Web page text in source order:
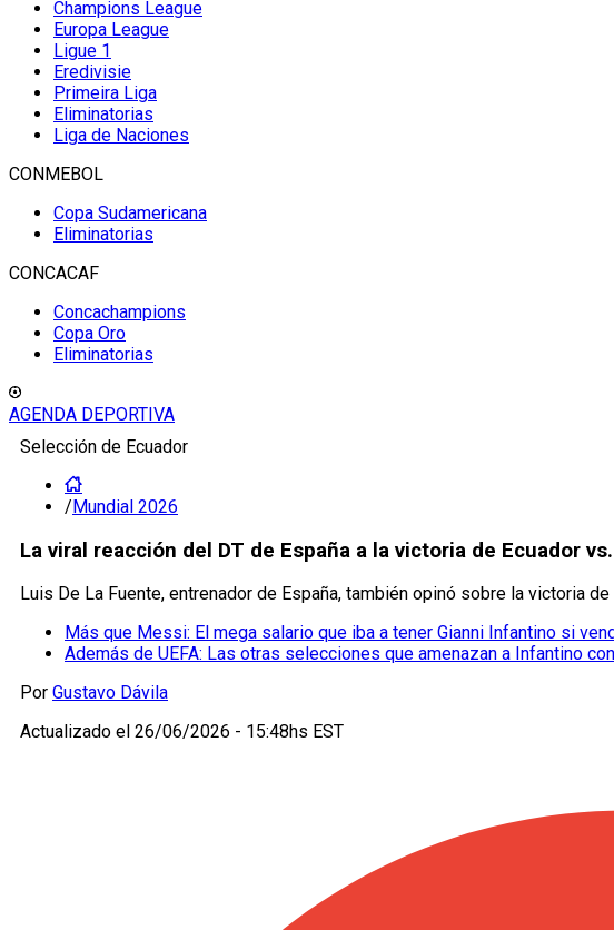
Champions League
Europa League
Ligue 1
Eredivisie
Primeira Liga
Eliminatorias
Liga de Naciones
CONMEBOL
Copa Sudamericana
Eliminatorias
CONCACAF
Concachampions
Copa Oro
Eliminatorias
AGENDA DEPORTIVA
Selección de Ecuador
/Mundial 2026
La viral reacción del DT de España a la victoria de Ecuador
Luis De La Fuente, entrenador de España, también opinó sobre la victoria
Más que Messi: El mega salario que iba a tener Gianni Infantino si
Además de UEFA: Las otras selecciones que amenazan a Infantino
Por Gustavo Dávila
Actualizado el 26/06/2026 - 15:48hs EST